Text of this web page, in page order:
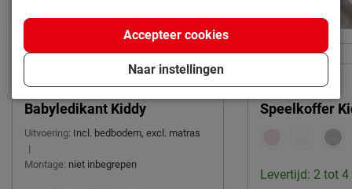
Online only
Babyledikant Kiddy
Uitvoering: Incl. bedbodem, excl. matras
|
Montage: niet inbegrepen
Online only
Speelkoffer
Levertijd: 2 tot 4
Naar instellingen
Accepteer cookies